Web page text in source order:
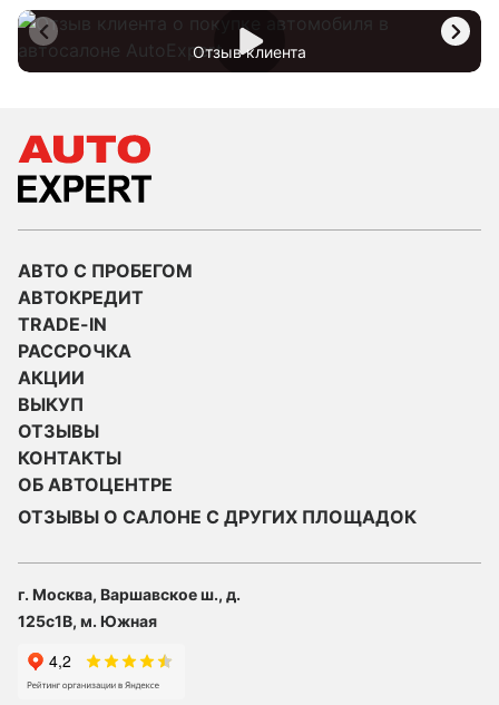
Отзыв клиента
АВТО С ПРОБЕГОМ
АВТОКРЕДИТ
TRADE-IN
РАССРОЧКА
АКЦИИ
ВЫКУП
ОТЗЫВЫ
КОНТАКТЫ
ОБ АВТОЦЕНТРЕ
ОТЗЫВЫ О САЛОНЕ С ДРУГИХ ПЛОЩАДОК
г. Москва, Варшавское ш., д.
125с1В, м. Южная